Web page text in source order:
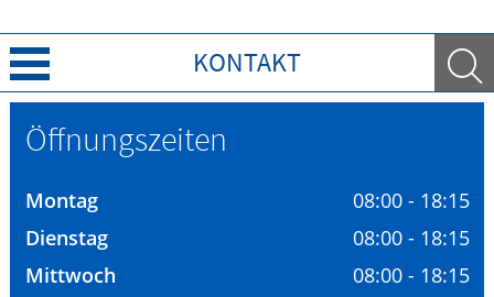
KONTAKT
Über uns
Ratgeber
Öffnungszeiten
Montag
08:00 - 18:15
Dienstag
08:00 - 18:15
Mittwoch
08:00 - 18:15